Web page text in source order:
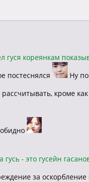
гуся кореянкам
постеснялся
Ну
кроме как
гусь - это гусейн
за оскорбление